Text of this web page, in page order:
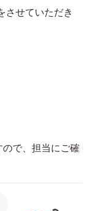
させていただき
で、担当にご確